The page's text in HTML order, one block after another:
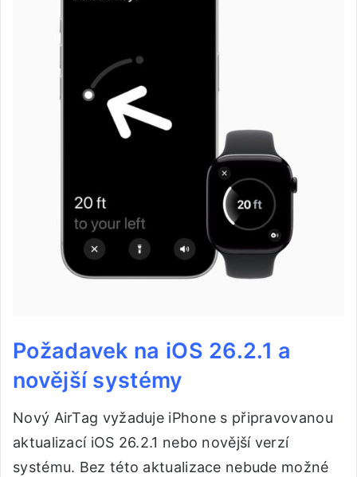
Požadavek na iOS 26.2.1 a
novější systémy
Nový AirTag vyžaduje iPhone s připravovanou
aktualizací iOS 26.2.1 nebo novější verzí
systému. Bez této aktualizace nebude možné